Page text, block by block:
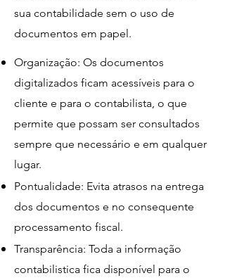
sua contabilidade sem o uso de
documentos em papel.
Organização: Os documentos
digitalizados ficam acessíveis para o
cliente e para o contabilista, o que
permite que possam ser consultados
sempre que necessário e em qualquer
lugar.
Pontualidade: Evita atrasos na entrega
dos documentos e no consequente
processamento fiscal.
Transparência: Toda a informação
contabilistica fica disponível para o